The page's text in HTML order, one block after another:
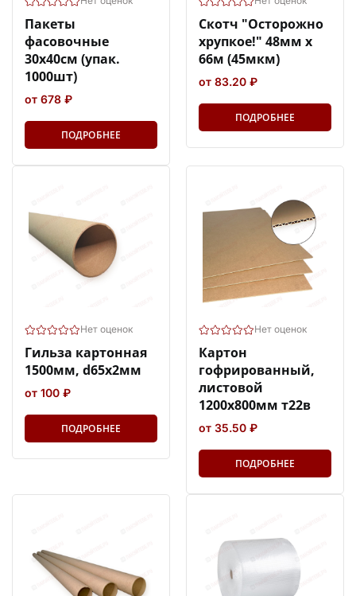
Пакеты
фасовочные
30х40см (упак.
1000шт)
от 678 ₽
ПОДРОБНЕЕ
Скотч "Осторожно
хрупкое!" 48мм х
66м (45мкм)
от 83.20 ₽
ПОДРОБНЕЕ
Нет оценок
Гильза картонная
1500мм, d65x2мм
от 100 ₽
ПОДРОБНЕЕ
Нет оценок
Картон
гофрированный,
листовой
1200х800мм т22в
от 35.50 ₽
ПОДРОБНЕЕ